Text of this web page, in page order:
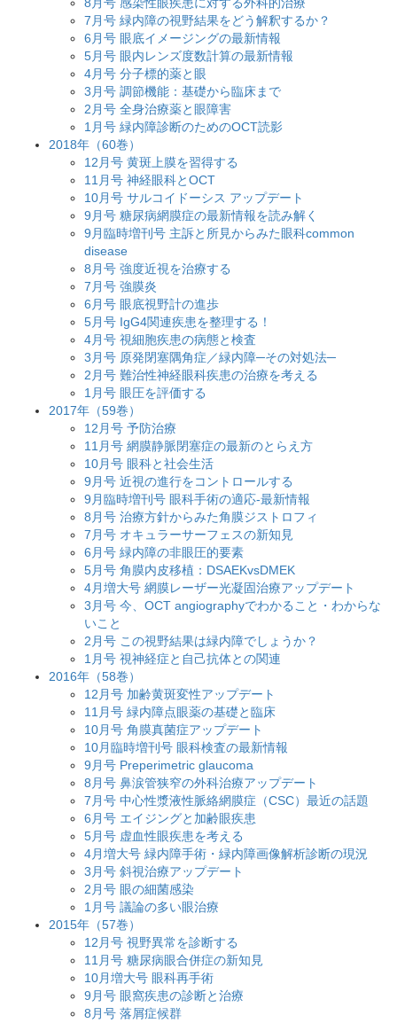
7月号 緑内障の視野結果をどう解釈するか？
6月号 眼底イメージングの最新情報
5月号 眼内レンズ度数計算の最新情報
4月号 分子標的薬と眼
3月号 調節機能：基礎から臨床まで
2月号 全身治療薬と眼障害
1月号 緑内障診断のためのOCT読影
2018年（60巻）
12月号 黄斑上膜を習得する
11月号 神経眼科とOCT
10月号 サルコイドーシス アップデート
9月号 糖尿病網膜症の最新情報を読み解く
9月臨時増刊号 主訴と所見からみた眼科common
disease
8月号 強度近視を治療する
7月号 強膜炎
6月号 眼底視野計の進歩
5月号 IgG4関連疾患を整理する！
4月号 視細胞疾患の病態と検査
3月号 原発閉塞隅角症／緑内障─その対処法─
2月号 難治性神経眼科疾患の治療を考える
1月号 眼圧を評価する
2017年（59巻）
12月号 予防治療
11月号 網膜静脈閉塞症の最新のとらえ方
10月号 眼科と社会生活
9月号 近視の進行をコントロールする
9月臨時増刊号 眼科手術の適応-最新情報
8月号 治療方針からみた角膜ジストロフィ
7月号 オキュラーサーフェスの新知見
6月号 緑内障の非眼圧的要素
5月号 角膜内皮移植：DSAEKvsDMEK
4月増大号 網膜レーザー光凝固治療アップデート
3月号 今、OCT angiographyでわかること・わからな
いこと
2月号 この視野結果は緑内障でしょうか？
1月号 視神経症と自己抗体との関連
2016年（58巻）
12月号 加齢黄斑変性アップデート
11月号 緑内障点眼薬の基礎と臨床
10月号 角膜真菌症アップデート
10月臨時増刊号 眼科検査の最新情報
9月号 Preperimetric glaucoma
8月号 鼻涙管狭窄の外科治療アップデート
7月号 中心性漿液性脈絡網膜症（CSC）最近の話題
6月号 エイジングと加齢眼疾患
5月号 虚血性眼疾患を考える
4月増大号 緑内障手術・緑内障画像解析診断の現況
3月号 斜視治療アップデート
2月号 眼の細菌感染
1月号 議論の多い眼治療
2015年（57巻）
12月号 視野異常を診断する
11月号 糖尿病眼合併症の新知見
10月増大号 眼科再手術
9月号 眼窩疾患の診断と治療
8月号 落屑症候群